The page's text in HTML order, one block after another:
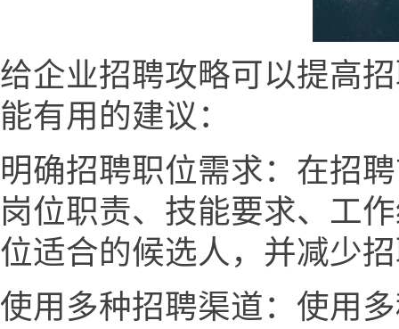
给企业招聘攻略可以提高
能有用的建议：
明确招聘职位需求：在招
岗位职责、技能要求、工
位适合的候选人，并减少
使用多种招聘渠道：使用